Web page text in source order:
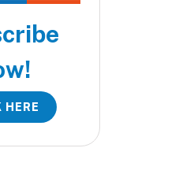
HERE